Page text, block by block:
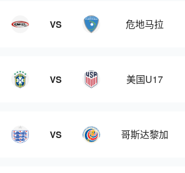
VS 危地马拉
VS 美国U17
VS 哥斯达黎加